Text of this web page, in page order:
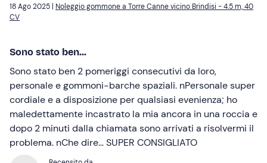
18 Ago 2025 | Noleggio gommone a Torre Canne vicino Brindisi - 4.5 m, 40
CV
Sono stato ben...
Sono stato ben 2 pomeriggi consecutivi da loro,
personale e gommoni-barche spaziali. nPersonale super
cordiale e a disposizione per qualsiasi evenienza; ho
maledettamente incastrato la mia ancora in una roccia e
dopo 2 minuti dalla chiamata sono arrivati a risolvermi il
problema. nChe dire… SUPER CONSIGLIATO